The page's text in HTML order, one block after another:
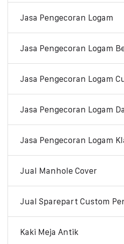
Jasa Pengecoran Logam
Jasa Pengecoran Logam
Jasa Pengecoran Logam
Jasa Pengecoran Logam
Jasa Pengecoran Logam
Jual Manhole Cover
Jual Sparepart Custom
Kaki Meja Antik